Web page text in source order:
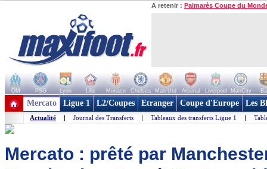
A retenir : Palmarès Coupe du
OM PSG Lyon Lille Monaco Chelsea Man Utd Arsenal Liverpool ManCity
+ de clubs
Mercato Ligue 1 L2/Coupes Etranger Coupe d'Europe Les
Actualité | Journal des Transferts | Tableaux des transferts Ligue 1 |
Mercato : prêté par